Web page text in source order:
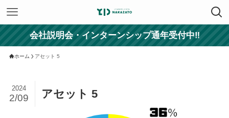
会社説明会・インターンシップ通年受付中‼
ホーム アセット 5
アセット 5
2024
2/09